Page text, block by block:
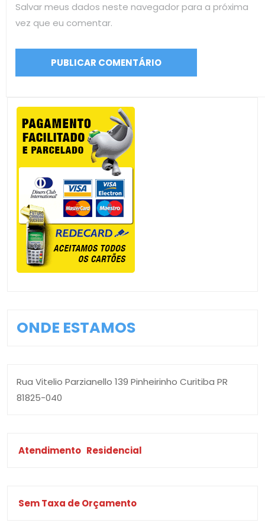
Salvar meus dados neste navegador para a próxima
vez que eu comentar.
ONDE ESTAMOS
Rua Vitelio Parzianello 139 Pinheirinho Curitiba PR
81825-040
Atendimento Residencial
Sem Taxa de Orçamento